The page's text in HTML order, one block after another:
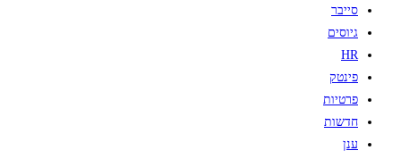
סייבר
גיוסים
HR
פינטק
פרטיות
חדשות
ענן